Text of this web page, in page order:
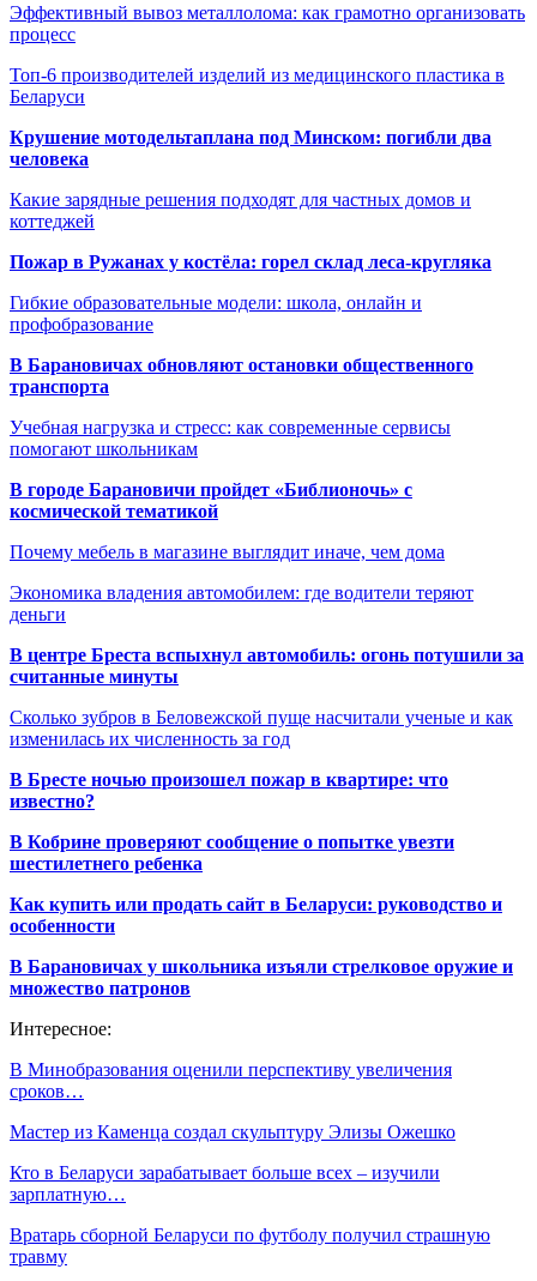
Эффективный вывоз металлолома: как грамотно организовать
процесс
Топ-6 производителей изделий из медицинского пластика в
Беларуси
Крушение мотодельтаплана под Минском: погибли два
человека
Какие зарядные решения подходят для частных домов и
коттеджей
Пожар в Ружанах у костёла: горел склад леса-кругляка
Гибкие образовательные модели: школа, онлайн и
профобразование
В Барановичах обновляют остановки общественного
транспорта
Учебная нагрузка и стресс: как современные сервисы
помогают школьникам
В городе Барановичи пройдет «Библионочь» с
космической тематикой
Почему мебель в магазине выглядит иначе, чем дома
Экономика владения автомобилем: где водители теряют
деньги
В центре Бреста вспыхнул автомобиль: огонь потушили за
считанные минуты
Сколько зубров в Беловежской пуще насчитали ученые и как
изменилась их численность за год
В Бресте ночью произошел пожар в квартире: что
известно?
В Кобрине проверяют сообщение о попытке увезти
шестилетнего ребенка
Как купить или продать сайт в Беларуси: руководство и
особенности
В Барановичах у школьника изъяли стрелковое оружие и
множество патронов
Интересное:
В Минобразования оценили перспективу увеличения
сроков…
Мастер из Каменца создал скульптуру Элизы Ожешко
Кто в Беларуси зарабатывает больше всех – изучили
зарплатную…
Вратарь сборной Беларуси по футболу получил страшную
травму